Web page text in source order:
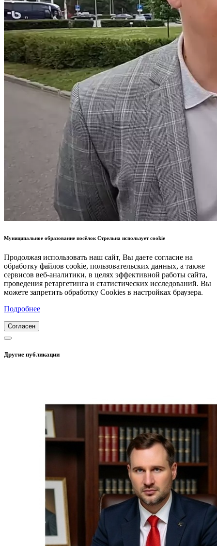
Муниципальное образование посёлок Стрельна использует cookie
Продолжая использовать наш сайт, Вы даете согласие на
обработку файлов cookie, пользовательских данных, а также
сервисов веб-аналитики, в целях эффективной работы сайта,
проведения ретаргетинга и статистических исследований. Вы
можете запретить обработку Cookies в настройках браузера.
Подробнее
Согласен
Другие публикации